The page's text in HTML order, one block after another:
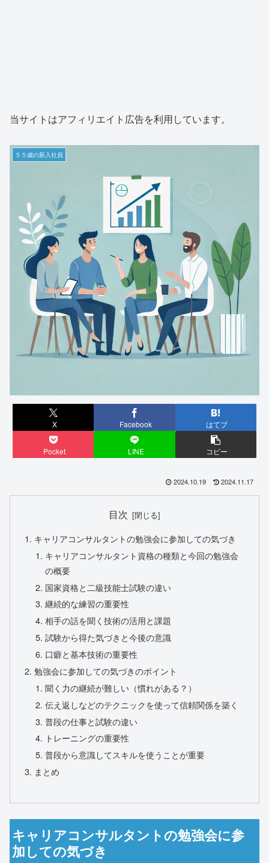
当サイトはアフィリエイト広告を利用しています。
５５歳の新入社員
X Facebook はてブ
Pocket LINE コピー
2024.10.19 2024.11.17
目次
キャリアコンサルタントの勉強会に参加しての気づき
キャリアコンサルタント資格の種類と今回の勉強会
の概要
国家資格と二級技能士試験の違い
継続的な練習の重要性
相手の話を聞く技術の活用と課題
試験から得た気づきと今後の意識
口癖と基本技術の重要性
勉強会に参加しての気づきのポイント
聞く力の継続が難しい（慣れがある？）
伝え返しなどのテクニックを使って信頼関係を築く
普段の仕事と試験の違い
トレーニングの重要性
普段から意識してスキルを使うことが重要
まとめ
キャリアコンサルタントの勉強会に参
加しての気づき